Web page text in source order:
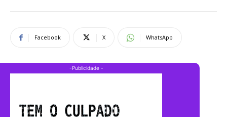
Facebook X WhatsApp
-Publicidade -